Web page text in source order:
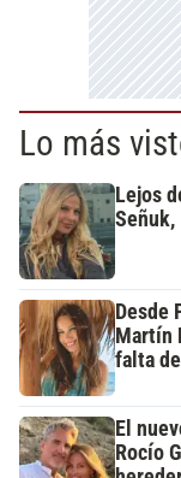
Lo más
Lejos
Señuk,
Desde
Martín
falta
El
Rocío